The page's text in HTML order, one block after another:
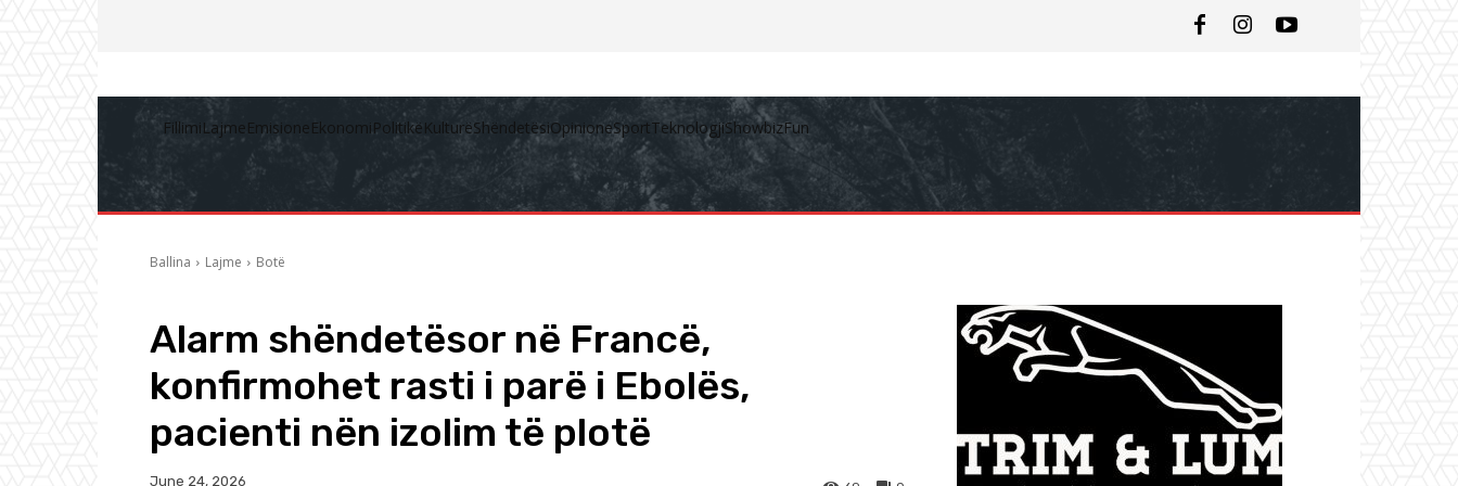
FillimiLajmeEmisioneEkonomiPolitikëKulturëShëndetësiOpinioneSportTeknologjiShowbizFun
Ballina Lajme Botë
Alarm shëndetësor në Francë,
konfirmohet rasti i parë i Ebolës,
pacienti nën izolim të plotë
June 24, 2026